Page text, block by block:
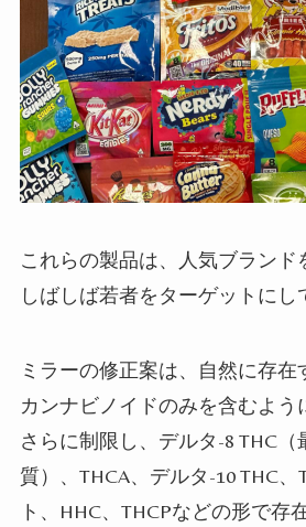
これらの製品は、人気ブランド
しばしば若者をターゲットにし
ミラーの修正案は、自然に存
カンナビノイドのみを含むよう
さらに制限し、デルタ-8 THC（
質）、 THCA、デルタ-10 THC、
ト、 HHC、 THCPなどの形で存